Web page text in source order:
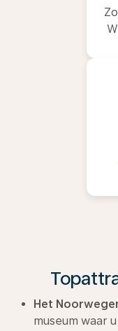
Het
museum waar